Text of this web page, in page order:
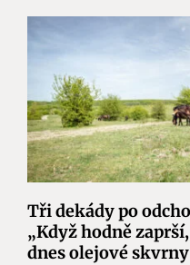
Tři dekády po
„Když hodně
dnes olejové